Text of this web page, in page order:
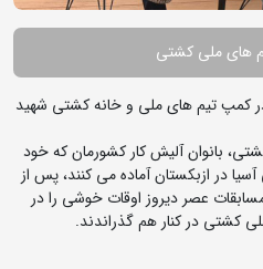
های ملی کشتی
کمپ تیم های ملی و خانه کشتی شهید
بانوان آلیش کار کشورمان که خود
در ازبکستان آماده می کنند، پس از
عصر دیروز اوقات خوشی را در
کشتی در کنار هم گذراندند.